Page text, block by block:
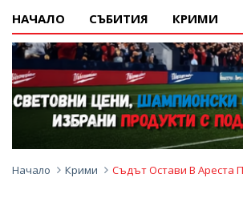
НАЧАЛО СЪБИТИЯ КРИМИ
Начало Крими Съдът Остави В Ареста